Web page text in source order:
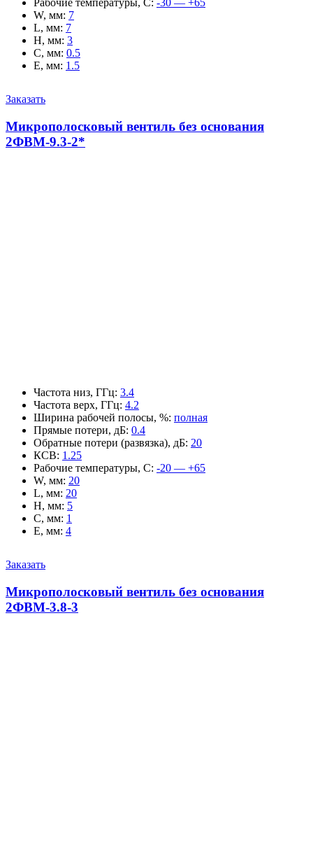
W, мм: 7
L, мм: 7
H, мм: 3
C, мм: 0.5
E, мм: 1.5
Заказать
Микрополосковый вентиль без основания
2ФВМ-9.3-2*
Частота низ, ГГц: 3.4
Частота верх, ГГц: 4.2
Ширина рабочей полосы, %: полная
Прямые потери, дБ: 0.4
Обратные потери (развязка), дБ: 20
КСВ: 1.25
Рабочие температуры, С: -20 — +65
W, мм: 20
L, мм: 20
H, мм: 5
C, мм: 1
E, мм: 4
Заказать
Микрополосковый вентиль без основания
2ФВМ-3.8-3